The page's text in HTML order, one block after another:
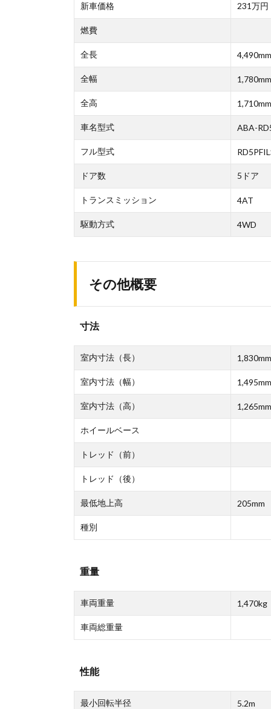
新車価格 231万円
燃費
全長 4,490mm
全幅 1,780mm
全高 1,710mm
車名型式 ABA-
フル型式
ドア数 5ドア
トランスミッション 4AT
駆動方式 4WD
その他概要
寸法
室内寸法（長） 1,830mm
室内寸法（幅） 1,495mm
室内寸法（高） 1,265mm
ホイールベース
トレッド（前）
トレッド（後）
最低地上高 205mm
種別
重量
車両重量 1,470kg
車両総重量
性能
最小回転半径 5.2m